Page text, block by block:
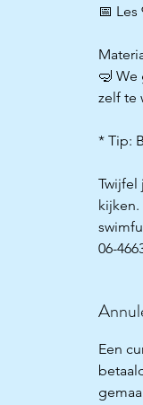
📅
🤿 We
zelf te
* Tip:
kijken.
06-
Een